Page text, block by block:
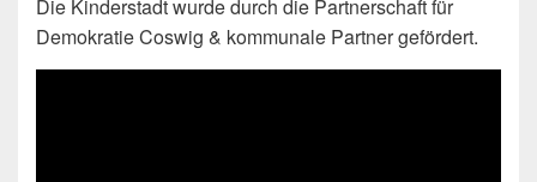
Die Kinderstadt wurde durch die Partnerschaft für
Demokratie Coswig & kommunale Partner gefördert.